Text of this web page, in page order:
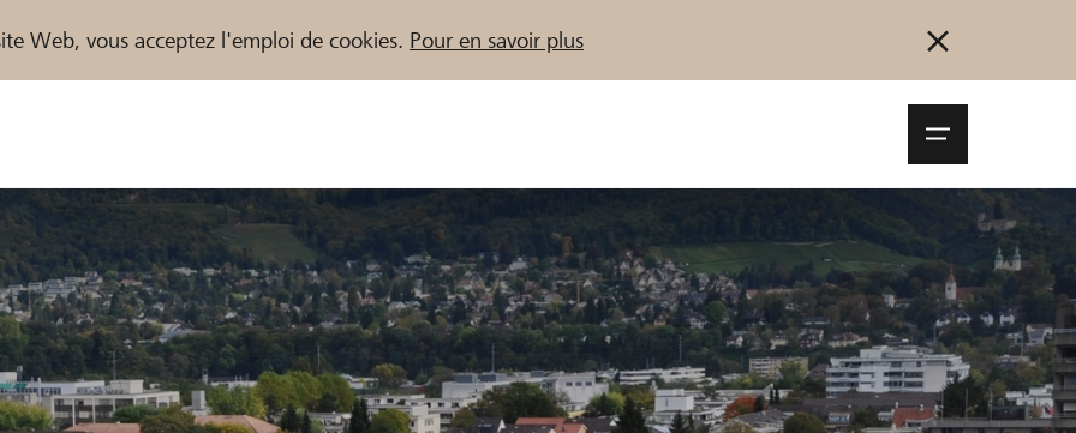
Web, vous acceptez l'emploi de cookies. Pour en savoir plus
/ Banques Raiffeisen Se connecter S'inscrire
Démarrez maintenant